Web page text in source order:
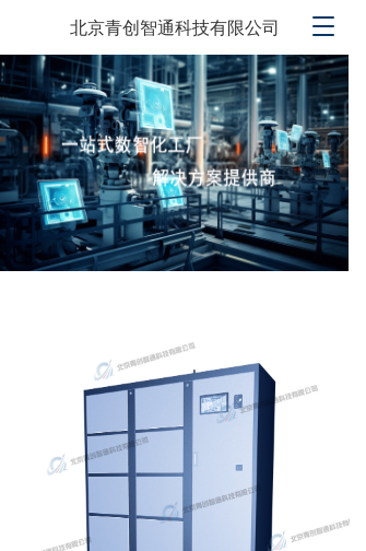
T
g
g
l
e
n
a
v
i
g
a
北京青创智通科技有限公司